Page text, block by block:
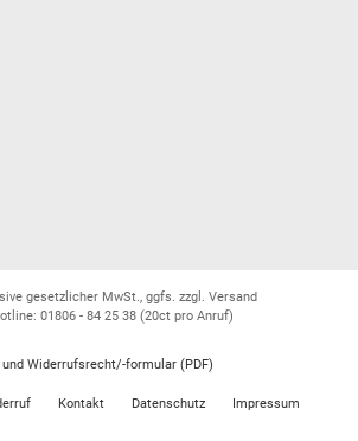
gesetzlicher MwSt., ggfs. zzgl. Versand
01806 - 84 25 38 (20ct pro Anruf)
und Widerrufsrecht/-formular (PDF)
Kontakt Datenschutz Impressum